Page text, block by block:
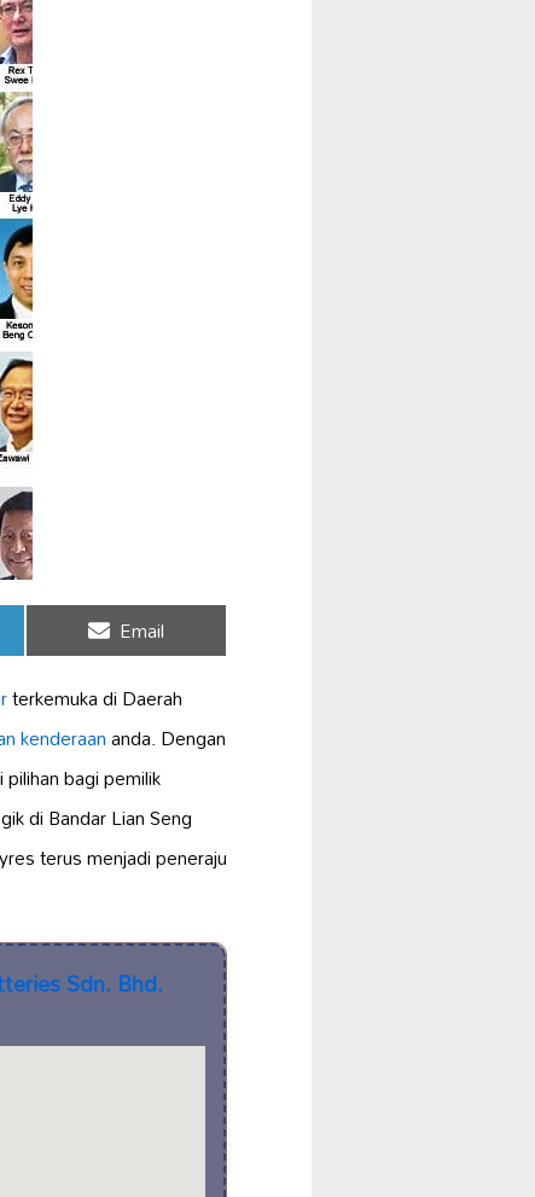
Share
on
Email
terkemuka di Daerah
kenderaananda. Dengan
bagi pemilik
di Bandar Lian Seng
terus menjadi peneraju
Sdn. Bhd.